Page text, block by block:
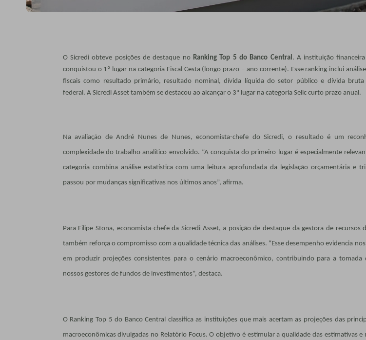
O Sicredi obteve posições de destaque no Ranking Top 5 do Banco Central . A instituição
conquistou o 1º lugar na categoria Fiscal Cesta (longo prazo – ano corrente). Esse ranking inclui
fiscais como resultado primário, resultado nominal, dívida líquida do setor público e dívida
federal. A Sicredi Asset também se destacou ao alcançar o 3º lugar na categoria Selic curto prazo anual.
Na avaliação de André Nunes de Nunes, economista-chefe do Sicredi, o resultado é um
complexidade do trabalho analítico envolvido. “A conquista do primeiro lugar é especialmente
categoria combina análise estatística com uma leitura aprofundada da legislação orçamentária e
passou por mudanças significativas nos últimos anos”, afirma.
Para Filipe Stona, economista-chefe da Sicredi Asset, a posição de destaque da gestora de recursos
também reforça o compromisso com a qualidade técnica das análises. “Esse desempenho evidencia
em produzir projeções consistentes para o cenário macroeconômico, contribuindo para a tomada
nossos gestores de fundos de investimentos”, destaca.
O Ranking Top 5 do Banco Central classifica as instituições que mais acertam as projeções das
macroeconômicas divulgadas no Relatório Focus. O objetivo é estimular a qualidade das estimativas e